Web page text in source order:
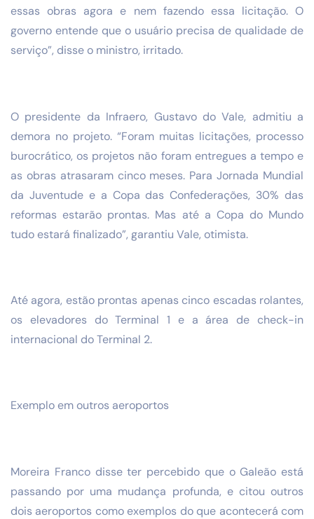
essas obras agora e nem fazendo essa licitação. O
governo entende que o usuário precisa de qualidade de
serviço”, disse o ministro, irritado.
O presidente da Infraero, Gustavo do Vale, admitiu a
demora no projeto. “Foram muitas licitações, processo
burocrático, os projetos não foram entregues a tempo e
as obras atrasaram cinco meses. Para Jornada Mundial
da Juventude e a Copa das Confederações, 30% das
reformas estarão prontas. Mas até a Copa do Mundo
tudo estará finalizado”, garantiu Vale, otimista.
Até agora, estão prontas apenas cinco escadas rolantes,
os elevadores do Terminal 1 e a área de check-in
internacional do Terminal 2.
Exemplo em outros aeroportos
Moreira Franco disse ter percebido que o Galeão está
passando por uma mudança profunda, e citou outros
dois aeroportos como exemplos do que acontecerá com